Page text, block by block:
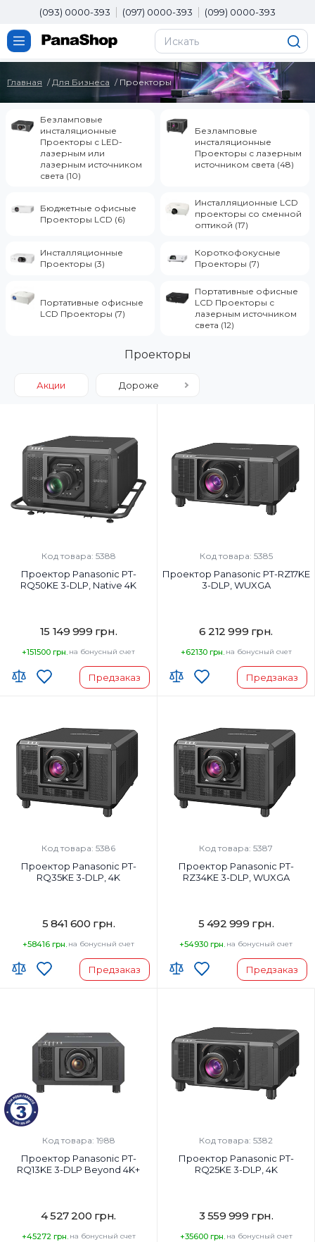
(093) 0000-393 (097) 0000-393 (099) 0000-393
Главная Для Бизнеса Проекторы
Безламповые
инсталяционные
Проекторы с LED-
лазерным или
лазерным источником
света (10)
Безламповые
инсталяционные
Проекторы с лазерным
источником света (48)
Бюджетные офисные
Проекторы LCD (6)
Инсталляционные LCD
проекторы со сменной
оптикой (17)
Инсталляционные
Проекторы (3)
Короткофокусные
Проекторы (7)
Портативные офисные
LCD Проекторы (7)
Портативные офисные
LCD Проекторы с
лазерным источником
света (12)
Проекторы
Акции Дороже
Код товара: 5388
Проектор Panasonic PT-
RQ50KE 3-DLP, Native 4K
15 149 999 грн.
+151500 грн. на бонусный счет
Предзаказ
Код товара: 5385
Проектор Panasonic PT-RZ17KE
3-DLP, WUXGA
6 212 999 грн.
+62130 грн. на бонусный счет
Предзаказ
Код товара: 5386
Проектор Panasonic PT-
RQ35KE 3-DLP, 4K
5 841 600 грн.
+58416 грн. на бонусный счет
Предзаказ
Код товара: 5387
Проектор Panasonic PT-
RZ34KE 3-DLP, WUXGA
5 492 999 грн.
+54930 грн. на бонусный счет
Предзаказ
Код товара: 1988
Проектор Panasonic PT-
RQ13KE 3-DLP Beyond 4K+
4 527 200 грн.
+45272 грн. на бонусный счет
Код товара: 5382
Проектор Panasonic PT-
RQ25KE 3-DLP, 4K
3 559 999 грн.
+35600 грн. на бонусный счет